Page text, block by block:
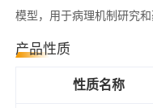
模型，用于病理机制研究和
产品性质
性质名称